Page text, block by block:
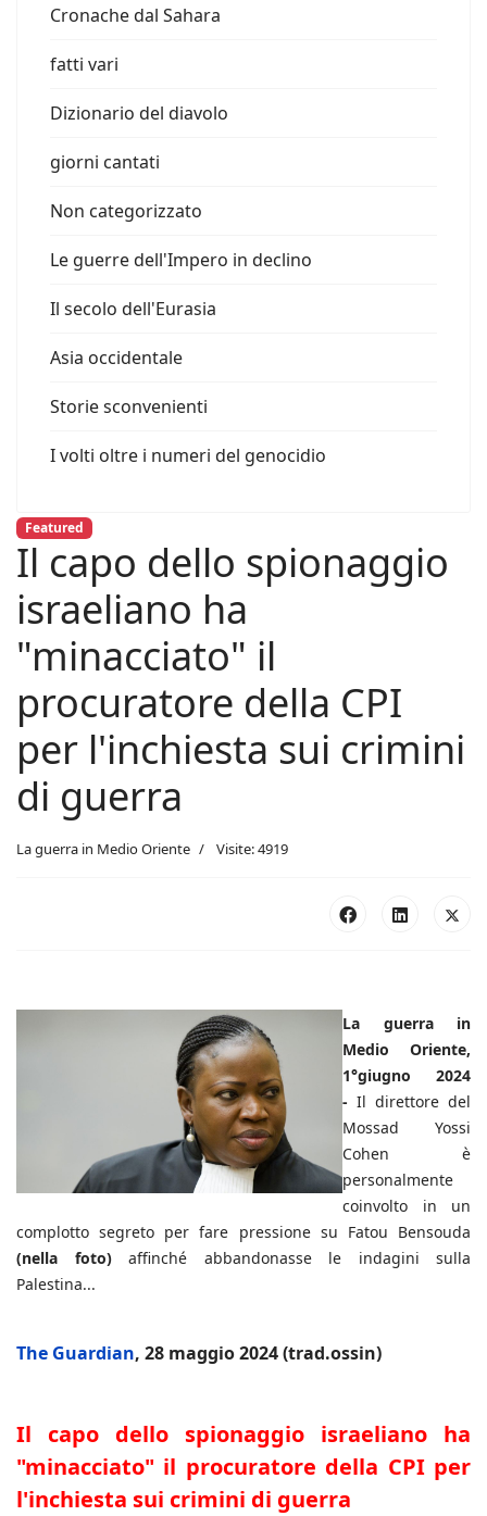
Cronache dal Sahara
fatti vari
Dizionario del diavolo
giorni cantati
Non categorizzato
Le guerre dell'Impero in declino
Il secolo dell'Eurasia
Asia occidentale
Storie sconvenienti
I volti oltre i numeri del genocidio
Featured
Il capo dello spionaggio
israeliano ha
"minacciato" il
procuratore della CPI
per l'inchiesta sui crimini
di guerra
La guerra in Medio Oriente Visite: 4919
La guerra in
Medio Oriente,
1°giugno 2024
- Il direttore del
Mossad Yossi
Cohen è
personalmente
coinvolto in un
complotto segreto per fare pressione su Fatou Bensouda
(nella foto)affinché abbandonasse le indagini sulla
Palestina...
The Guardian, 28 maggio 2024 (trad.ossin)
Il capo dello spionaggio israeliano ha
"minacciato" il procuratore della CPI per
l'inchiesta sui crimini di guerra